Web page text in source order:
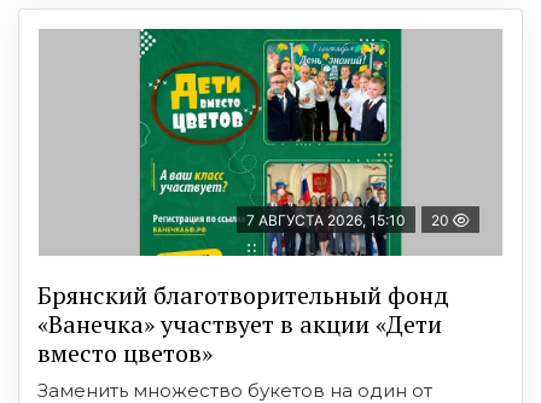
7 АВГУСТА 2026, 15:10 20
Брянский благотворительный фонд
«Ванечка» участвует в акции «Дети
вместо цветов»
Заменить множество букетов на один от